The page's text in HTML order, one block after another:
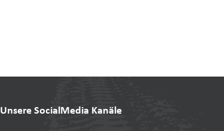
Unsere SocialMedia Kanäle